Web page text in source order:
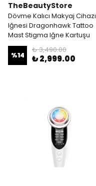
TheBeautyStore
Dövme Kalıcı Makyaj Cihazı
Iğnesi Dragonhawk Tattoo
Mast Stigma Iğne Kartuşu
%14
₺ 3,490.00
₺ 2,999.00